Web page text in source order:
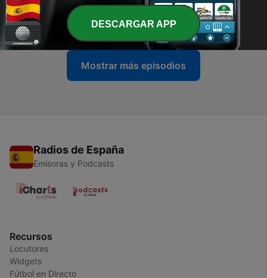
72 - Ep. 02 | La versione di ADA - Antenati
03 sep. 2024
Mostrar más episodios
Radios de España
Emisoras y Podcasts
Recursos
Locutores
Widgets
Fútbol en Directo
DESCARGAR APP